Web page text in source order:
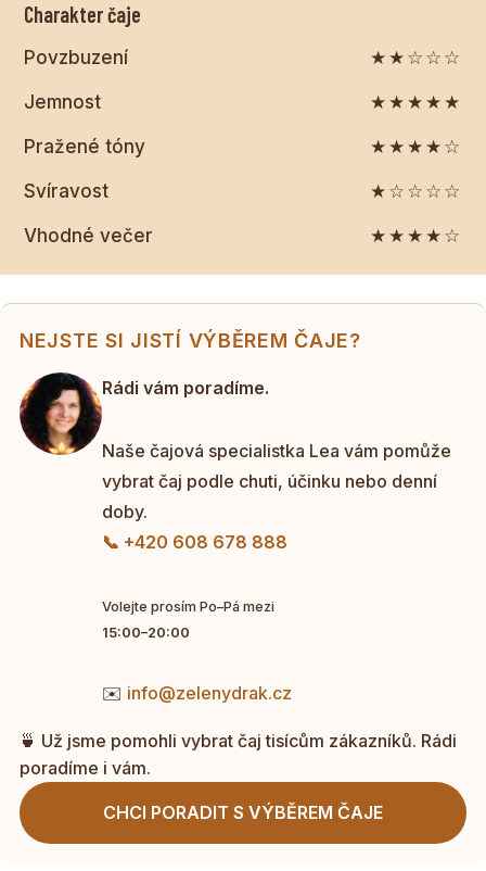
Charakter čaje
Povzbuzení ★★☆☆☆
Jemnost ★★★★★
Pražené tóny ★★★★☆
Svíravost ★☆☆☆☆
Vhodné večer ★★★★☆
NEJSTE SI JISTÍ VÝBĚREM ČAJE?
Rádi vám poradíme.
Naše čajová specialistka Lea vám pomůže
vybrat čaj podle chuti, účinku nebo denní
doby.
📞 +420 608 678 888
Volejte prosím Po–Pá mezi
15:00–20:00
✉️ info@zelenydrak.cz
🍵 Už jsme pomohli vybrat čaj tisícům zákazníků. Rádi
poradíme i vám.
CHCI PORADIT S VÝBĚREM ČAJE